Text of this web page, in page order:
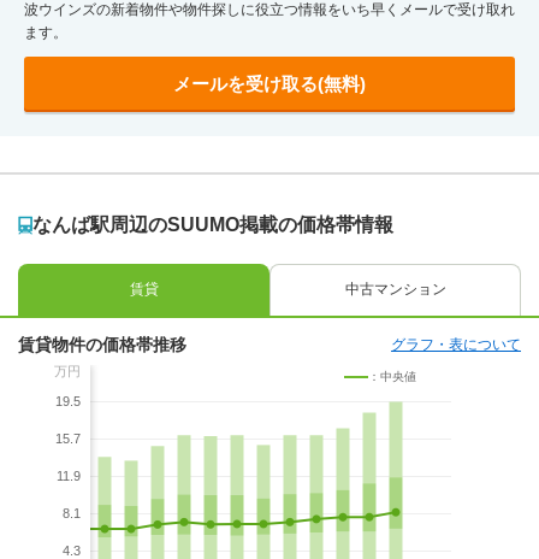
波ウインズの新着物件や物件探しに役立つ情報をいち早くメールで受け取れ
ます。
メールを受け取る(無料)
なんば駅周辺のSUUMO掲載の価格帯情報
賃貸 中古マンション
賃貸物件の価格帯推移 グラフ・表について
万円
19.5
15.7
11.9
8.1
4.3
：中央値